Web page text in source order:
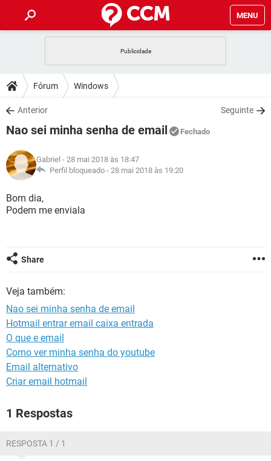
MENU
CELULAR
OUTLOOK
INSTAGRAM GMAIL
GUIA DE COMPRAS
DICAS
JOGOS
INSTAGRAM
GUIA DE COMPRAS
DOWNLOADS
JOGOS WHATSAPP
CELULAR
OUTLOOK EXCEL
INSTAGRAM
GUIA DE COMPRAS
JOGOS
CELULAR
OUTLOOK
GLOSSÁRIO
JOGOS
CELULAR
INSTAGRAM
Fórum Windows
Anterior Seguinte
Nao sei minha senha de email Fechado
Gabriel - 28 mai 2018 às 18:47
Perfil bloqueado - 28 mai 2018 às 19:20
Bom dia,
Podem me enviala
Share
Veja também:
Nao sei minha senha de email
Hotmail entrar email caixa entrada
O que e email
Como ver minha senha do youtube
Email alternativo
Criar email hotmail
1 Respostas
RESPOSTA 1 / 1